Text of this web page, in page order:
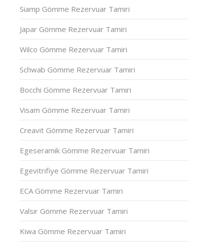
Siamp Gömme Rezervuar Tamiri
Japar Gömme Rezervuar Tamiri
Wilco Gömme Rezervuar Tamiri
Schwab Gömme Rezervuar Tamiri
Bocchi Gömme Rezervuar Tamiri
Visam Gömme Rezervuar Tamiri
Creavit Gömme Rezervuar Tamiri
Egeseramik Gömme Rezervuar Tamiri
Egevitrifiye Gömme Rezervuar Tamiri
ECA Gömme Rezervuar Tamiri
Valsir Gömme Rezervuar Tamiri
Kiwa Gömme Rezervuar Tamiri